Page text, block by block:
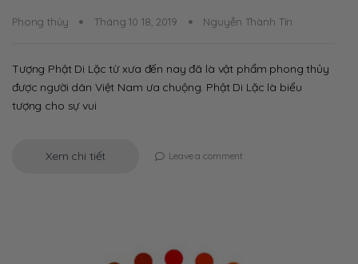
Phong thủy Tháng 10 18, 2019 Nguyễn Thành Tín
Tượng Phật Di Lặc từ xưa đến nay đã là vật phẩm phong thủy
được người dân Việt Nam ưa chuộng. Phật Di Lặc là biểu
tượng cho sự vui
Xem chi tiết Leave a comment